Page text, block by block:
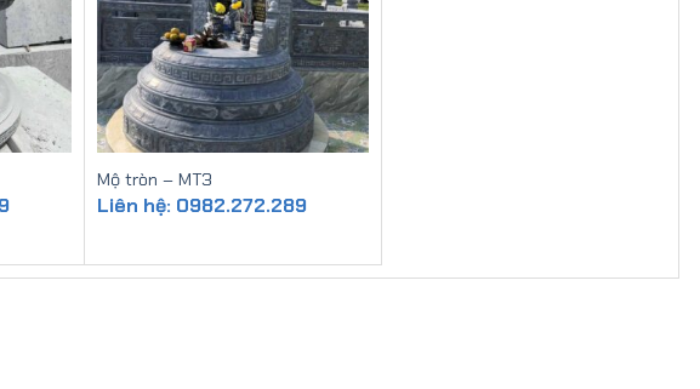
Mộ tròn – MT3
Liên hệ: 0982.272.289